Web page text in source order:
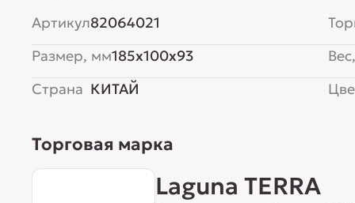
Артикул82064021
Размер, мм185x100x93
Страна КИТАЙ
Торговая марка
Laguna TERRA